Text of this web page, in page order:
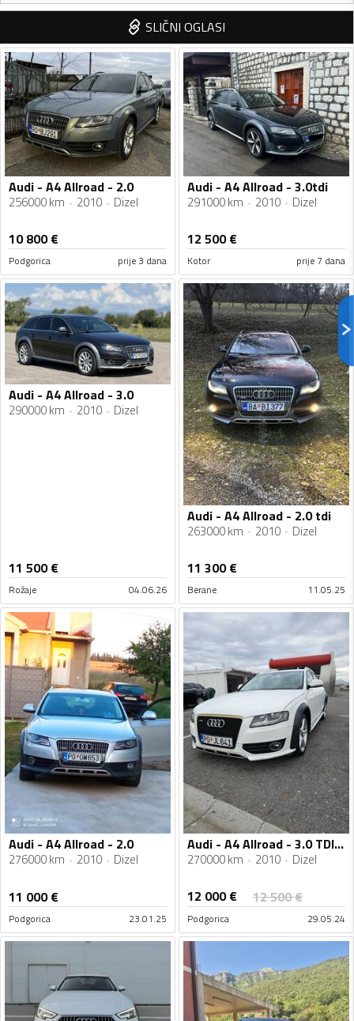
SLIČNI OGLASI
Audi - A4 Allroad - 2.0
256000 km 2010 Dizel
10 800€
Podgorica prije 3 dana
Audi - A4 Allroad - 3.0tdi
291000 km 2010 Dizel
12 500€
Kotor prije 7 dana
Audi - A4 Allroad - 3.0
290000 km 2010 Dizel
11 500€
Rožaje 04.06.26
Audi - A4 Allroad - 2.0 tdi
263000 km 2010 Dizel
11 300€
Berane 11.05.25
Audi - A4 Allroad - 2.0
276000 km 2010 Dizel
11 000€
Podgorica 23.01.25
Audi - A4 Allroad - 3.0 TDI Quattro
270000 km 2010 Dizel
12 000€ 12 500€
Podgorica 29.05.24